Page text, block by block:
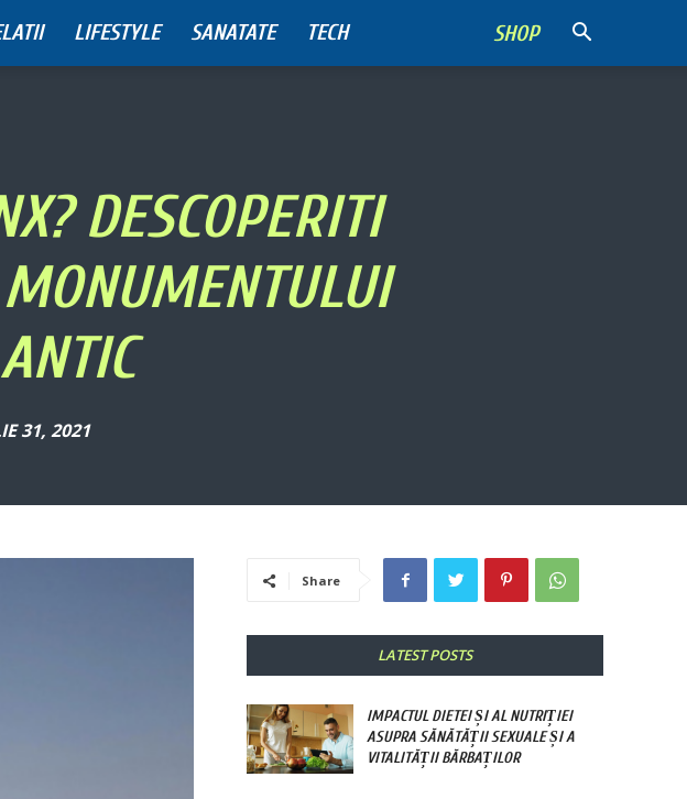
SHOP
LIFESTYLE SANATATE TECH
DESCOPERITI
31, 2021
Share
LATEST POSTS
IMPACTUL DIETEI ȘI AL NUTRIȚIEI
ASUPRA SĂNĂTĂȚII SEXUALE ȘI A
VITALITĂȚII BĂRBAȚILOR